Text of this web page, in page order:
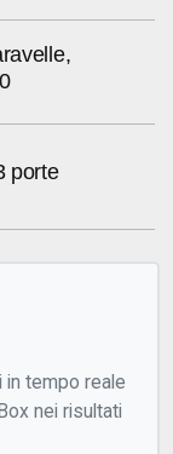
porte
in tempo reale
nei risultati